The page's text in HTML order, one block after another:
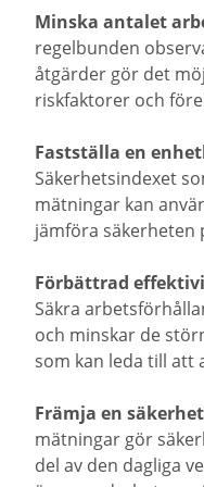
Minska antalet
regelbunden
åtgärder gör det
riskfaktorer och
Fastställa en
Säkerhetsindexet
mätningar kan
jämföra säkerheten
Förbättrad
Säkra
och minskar de
som kan leda till att
Främja en
mätningar gör
del av den dagliga